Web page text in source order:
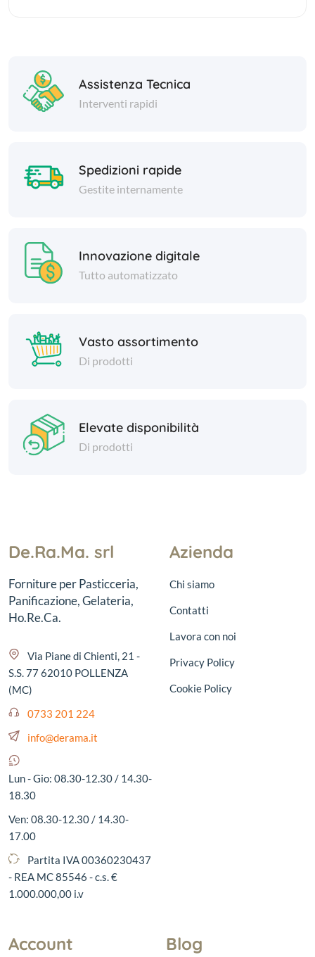
Assistenza Tecnica
Interventi rapidi
Spedizioni rapide
Gestite internamente
Innovazione digitale
Tutto automatizzato
Vasto assortimento
Di prodotti
Elevate disponibilità
Di prodotti
De.Ra.Ma. srl
Forniture per Pasticceria,
Panificazione, Gelateria,
Ho.Re.Ca.
Via Piane di Chienti, 21 -
S.S. 77 62010 POLLENZA
(MC)
0733 201 224
info@derama.it
Lun - Gio: 08.30-12.30 / 14.30-
18.30
Ven: 08.30-12.30 / 14.30-
17.00
Partita IVA 00360230437
- REA MC 85546 - c.s. €
1.000.000,00 i.v
Azienda
Chi siamo
Contatti
Lavora con noi
Privacy Policy
Cookie Policy
Account Blog